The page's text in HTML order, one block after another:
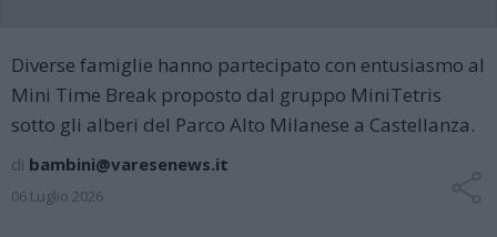
Diverse famiglie hanno partecipato con entusiasmo al
Mini Time Break proposto dal gruppo MiniTetris
sotto gli alberi del Parco Alto Milanese a Castellanza.
di bambini@varesenews.it
06 Luglio 2026